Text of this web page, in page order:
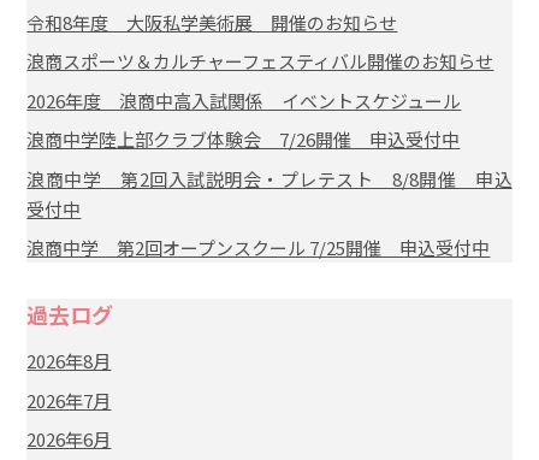
令和8年度 大阪私学美術展 開催のお知らせ
浪商スポーツ＆カルチャーフェスティバル開催のお知らせ
2026年度 浪商中高入試関係 イベントスケジュール
浪商中学陸上部クラブ体験会 7/26開催 申込受付中
浪商中学 第2回入試説明会・プレテスト 8/8開催 申込
受付中
浪商中学 第2回オープンスクール 7/25開催 申込受付中
過去ログ
2026年8月
2026年7月
2026年6月